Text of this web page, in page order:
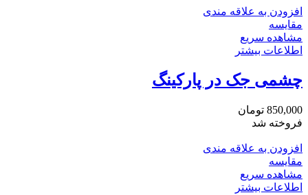
افزودن به علاقه مندی
مقایسه
مشاهده سریع
اطلاعات بیشتر
چشمی جک در پارکینگ
850,000 تومان
فروخته شد
افزودن به علاقه مندی
مقایسه
مشاهده سریع
اطلاعات بیشتر